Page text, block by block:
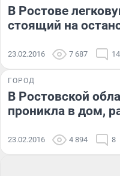
В Ростове
стоящий на
23.02.2016 7 687 14
ГОРОД
В Ростовской
проникла в дом,
23.02.2016 4 894 8